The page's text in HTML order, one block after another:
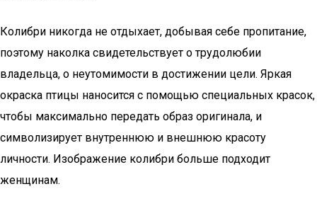
Колибри никогда не отдыхает, добывая себе пропитание,
поэтому наколка свидетельствует о трудолюбии
владельца, о неутомимости в достижении цели. Яркая
окраска птицы наносится с помощью специальных красок,
чтобы максимально передать образ оригинала, и
символизирует внутреннюю и внешнюю красоту
личности. Изображение колибри больше подходит
женщинам.